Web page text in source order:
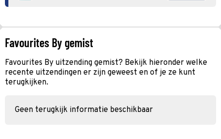
Favourites By gemist
Favourites By uitzending gemist? Bekijk hieronder welke
recente uitzendingen er zijn geweest en of je ze kunt
terugkijken.
Geen terugkijk informatie beschikbaar